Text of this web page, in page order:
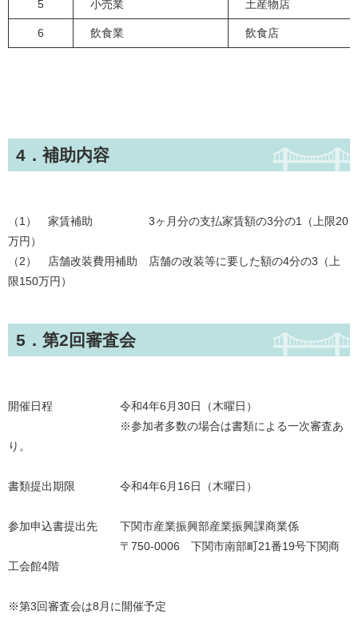
5 小売業 土産物店
6 飲食業 飲食店
4．補助内容
（1） 家賃補助 3ヶ月分の支払家賃額の3分の1（上限20
万円）
（2） 店舗改装費用補助 店舗の改装等に要した額の4分の3（上
限150万円）
5．第2回審査会
開催日程 令和4年6月30日（木曜日）
※参加者多数の場合は書類による一次審査あ
り。
書類提出期限 令和4年6月16日（木曜日）
参加申込書提出先 下関市産業振興部産業振興課商業係
〒750-0006 下関市南部町21番19号下関商
工会館4階
※第3回審査会は8月に開催予定